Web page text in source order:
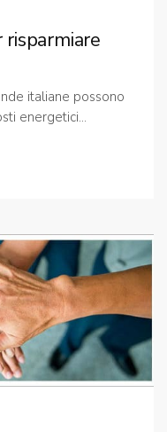
italiane possono
energetici...